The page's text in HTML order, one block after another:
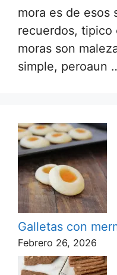
mora es de esos
recuerdos, tipico
moras son
simple, peroaun
Galletas con
Febrero 26, 2026